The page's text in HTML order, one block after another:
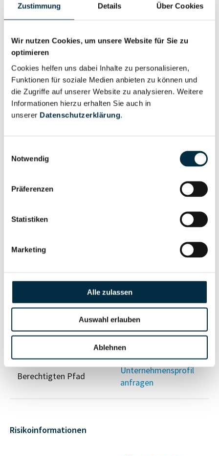
Zustimmung Details Über Cookies
Wir nutzen Cookies, um unsere Website für Sie zu
optimieren
Cookies helfen uns dabei Inhalte zu personalisieren,
Funktionen für soziale Medien anbieten zu können und
die Zugriffe auf unserer Website zu analysieren. Weitere
Informationen hierzu erhalten Sie auch in
unserer Datenschutzerklärung.
Notwendig
Präferenzen
Statistiken
Marketing
Alle zulassen
Auswahl erlauben
Ablehnen
Personen im Unternehmen
Geschäftsführer (1)
Für registrierte
Nutzer
Berechtigter
Unternehmensprofil
Gesellschafterstruktur
Vollständiges
Unternehmensprofil
Unternehmensnetzwerk
Vollständiges
Unternehmensprofil
anfragen
Berechtigten Pfad
Vollständiges
Unternehmensprofil
anfragen
Risikoinformationen